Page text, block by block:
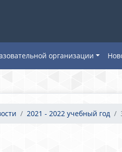
организации
2021 - 2022 учебный год